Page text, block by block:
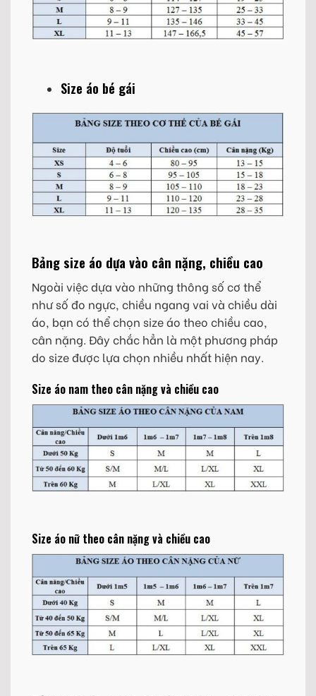
Size áo bé gái
Bảng size áo dựa vào cân nặng, chiều cao
Ngoài việc dựa vào những thông số cơ thể
như số đo ngực, chiều ngang vai và chiều dài
áo, bạn có thể chọn size áo theo chiều cao,
cân nặng. Đây chắc hẳn là một phương pháp
do size được lựa chọn nhiều nhất hiện nay.
Size áo nam theo cân nặng và chiều cao
Size áo nữ theo cân nặng và chiều cao